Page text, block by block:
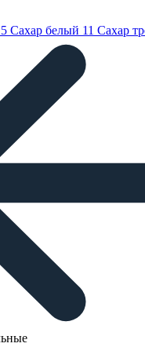
5 Сахар белый 11 Сахар